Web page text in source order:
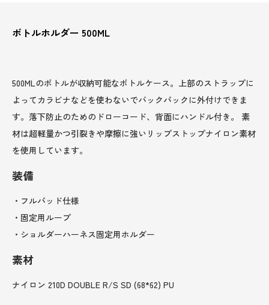
ボトルホルダー 500ML
500MLのボトルが収納可能なボトルケース。上部のストラップに
よってカラビナなどを使わないでバックパックに外付けできま
す。落下防止のためのドローコード、背面にハンドル付き。 素
材は超軽量かつ引裂きや摩擦に強いリップストップナイロン素材
を使用しています。
装備
・フルパッド仕様
・固定用ループ
・ショルダーハーネス固定用ホルダー
素材
ナイロン 210D DOUBLE R/S SD (68*62) PU